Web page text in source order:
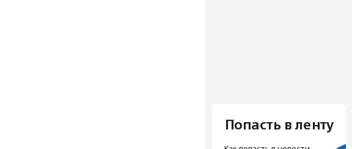
Попасть в ленту